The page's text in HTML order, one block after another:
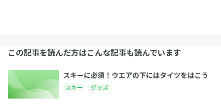
この記事を読んだ方はこんな記事も読んでいます
スキーに必須！ウエアの下にはタイツをはこう
スキー グッズ